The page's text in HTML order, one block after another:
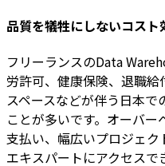
品質を犠牲にしないコスト
フリーランスのData
労許可、健康保険、退職
スペースなどが伴う日本
ことが多いです。オーバ
支払い、幅広いプロジェ
エキスパートにアクセスで